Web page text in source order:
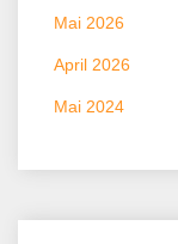
Mai 2026
April 2026
Mai 2024